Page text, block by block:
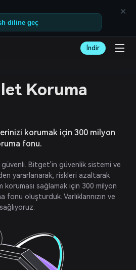
diline geç
İndir
Koruma
korumak için 300 milyon
fonu.
Bitget'in güvenlik sistemi ve
yararlanarak, riskleri azaltarak
koruması sağlamak için 300 milyon
oluşturduk. Varlıklarınızın ve